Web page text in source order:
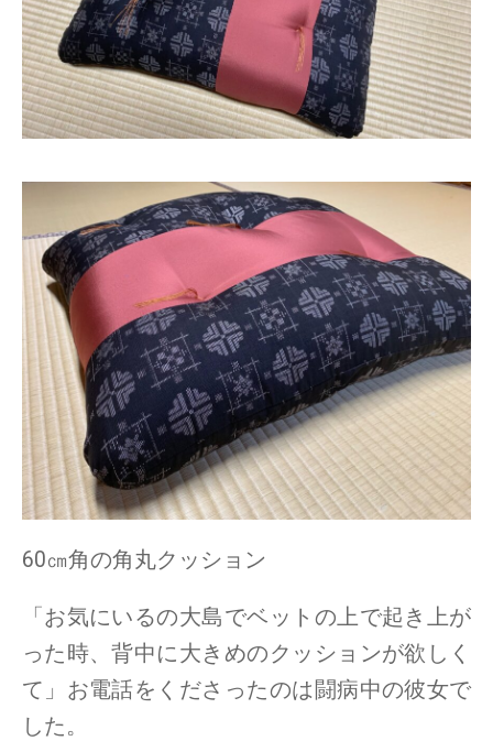
60㎝角の角丸クッション
「お気にいるの大島でベットの上で起き上が
った時、背中に大きめのクッションが欲しく
て」お電話をくださったのは闘病中の彼女で
した。